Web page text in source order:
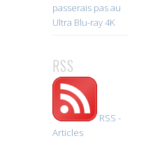
passerais pas au
Ultra Blu-ray 4K
RSS
RSS -
Articles